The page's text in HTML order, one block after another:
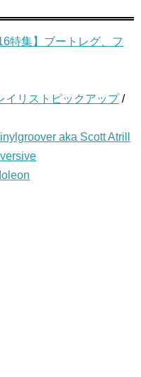
特集】ブートレグ、フ
イリストピックアップ/
aka Scott Atrill